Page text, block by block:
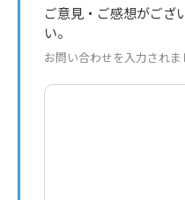
ご意見・ご感想がござ
い。
お問い合わせを入力され